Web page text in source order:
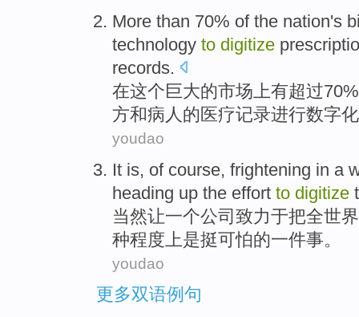
More than 70% ofthe nation's
technology to digitize
records.
在这个巨大的市场上有超过70%
方和病人 的 医疗记录进行数字化
youdao
It is, of course, frightening in a
heading up the effort to digitize
当然让一个公司 致力于把全世界
种程度 上是挺可怕的一件事。
youdao
更多双语例句